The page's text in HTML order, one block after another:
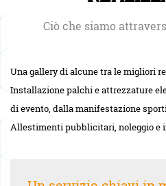
Ciò che siamo
Una gallery di alcune tra le migliori
Installazione palchi e attrezzature
di evento, dalla manifestazione
Allestimenti pubblicitari, noleggio e